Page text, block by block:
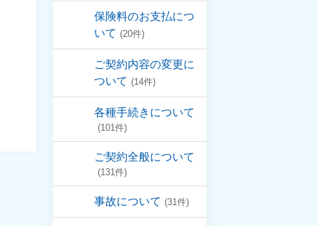
保険料のお支払につ
いて (20件)
ご契約内容の変更に
ついて (14件)
各種手続きについて
(101件)
ご契約全般について
(131件)
事故について (31件)